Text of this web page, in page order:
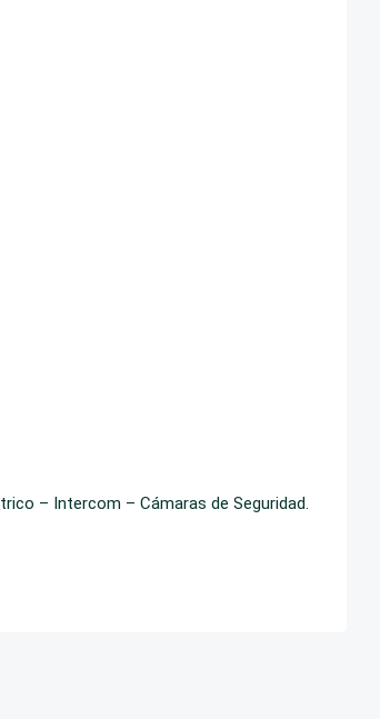
– Intercom – Cámaras de Seguridad.